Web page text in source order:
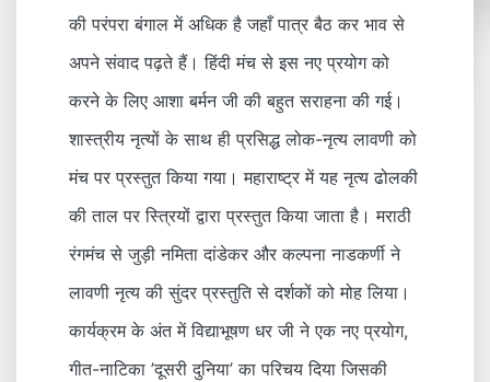
की परंपरा बंगाल में अधिक है जहाँ पात्र बैठ कर भाव से
अपने संवाद पढ़ते हैं। हिंदी मंच से इस नए प्रयोग को
करने के लिए आशा बर्मन जी की बहुत सराहना की गई।
शास्त्रीय नृत्यों के साथ ही प्रसिद्ध लोक-नृत्य लावणी को
मंच पर प्रस्तुत किया गया। महाराष्ट्र में यह नृत्य ढोलकी
की ताल पर स्त्रियों द्वारा प्रस्तुत किया जाता है। मराठी
रंगमंच से जुड़ी नमिता दांडेकर और कल्पना नाडकर्णी ने
लावणी नृत्य की सुंदर प्रस्तुति से दर्शकों को मोह लिया।
कार्यक्रम के अंत में विद्याभूषण धर जी ने एक नए प्रयोग,
गीत-नाटिका ’दूसरी दुनिया’ का परिचय दिया जिसकी